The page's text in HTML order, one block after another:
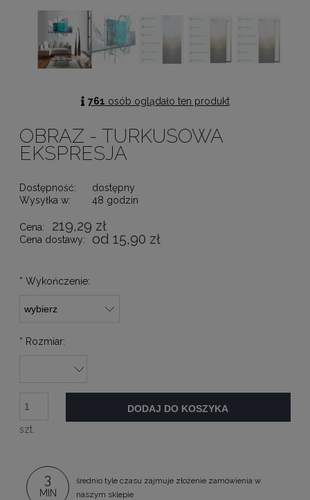
761 osób oglądało ten produkt
OBRAZ - TURKUSOWA
EKSPRESJA
Dostępność:
dostępny
Wysyłka w:
48 godzin
Cena: 219,29 zł
Cena dostawy: od 15,90 zł
* Wykończenie:
* Rozmiar:
szt.
DODAJ DO KOSZYKA
3
MIN
średnio tyle czasu zajmuje złożenie zamówienia w
naszym sklepie